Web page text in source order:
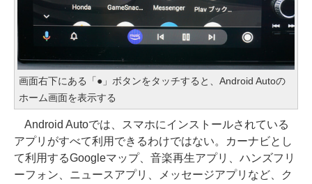
画面右下にある「●」ボタンをタッチすると、Android Autoの
ホーム画面を表示する
Android Autoでは、スマホにインストールされている
アプリがすべて利用できるわけではない。カーナビとし
て利用するGoogleマップ、音楽再生アプリ、ハンズフリ
ーフォン、ニュースアプリ、メッセージアプリなど、ク